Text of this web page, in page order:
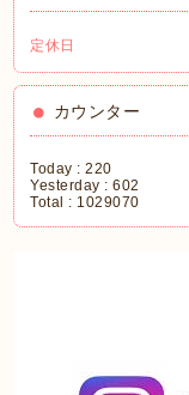
定休日
カウンター
Today :220
Yesterday :602
Total : 1029070